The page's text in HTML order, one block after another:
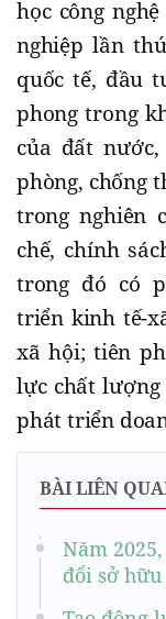
học công
nghiệp lần
quốc tế, đầu
phong trong
của đất
phòng, chống
trong nghiên
chế, chính
trong đó có
triển kinh tế-
xã hội; tiên
lực chất
phát triển
BÀI LIÊN
Năm
đổi sở